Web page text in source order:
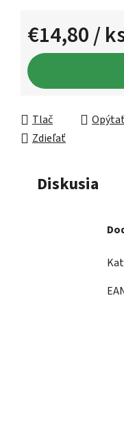
€14,80/
Jednotková cena:
Tlač
Zdieľať
Diskusia